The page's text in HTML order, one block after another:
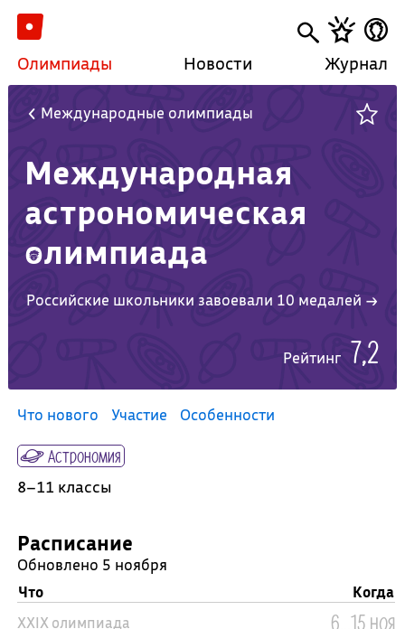
Олимпиады Новости Журнал
Международные олимпиады
Международная
астрономическая
олимпиада
Российские школьники завоевали 10 медалей →
Рейтинг 7,2
Что нового Участие Особенности
Астрономия
8–11 классы
Расписание
Обновлено 5 ноября
Что
Когда
XXIX олимпиада
6...15 ноя